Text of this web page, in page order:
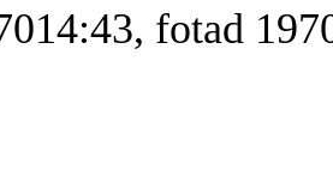
fotad